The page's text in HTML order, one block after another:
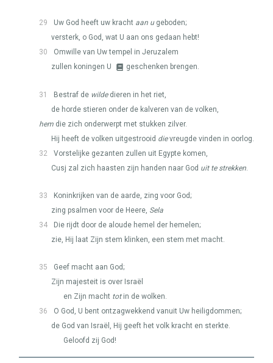
29 Uw God heeft uw kracht aan ugeboden;
versterk, o God, wat U aan ons gedaan hebt!
30
Omwille van Uw tempel in Jeruzalem
zullen koningen U
geschenken brengen.
31 Bestraf de wildedieren in het riet,
de horde stieren onder de kalveren van de volken,
hem die zich onderwerpt met stukken zilver.
Hij heeft de volken uitgestrooid dievreugde vinden in oorlog.
32
Vorstelijke gezanten zullen uit Egypte komen,
Cusj zal zich haasten zijn handen naar God uit te strekken.
33
Koninkrijken van de aarde, zing voor God;
zing psalmen voor de Heere, Sela
34
Die rijdt door de aloude hemel der hemelen;
zie, Hij laat Zijn stem klinken, een stem met macht.
35
Geef macht aan God;
Zijn majesteit is over Israël
en Zijn macht totin de wolken.
36
O God, U bent ontzagwekkend vanuit Uw heiligdommen;
de God van Israël, Hij geeft het volk kracht en sterkte.
Geloofd zij God!